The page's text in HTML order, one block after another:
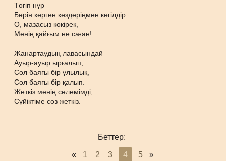
Төгіп нұр
Бәрін көрген көздеріңмен көгілдір.
О, мазасыз көкірек,
Менің қайғым не саған!
Жанартаудың лавасындай
Ауыр-ауыр ырғалып,
Сол баяғы бір ұлылық,
Сол баяғы бір қалып.
Жеткіз менің сәлемімді,
Сүйіктіме сөз жеткіз.
Беттер:
« 1 2 3 4 5 »